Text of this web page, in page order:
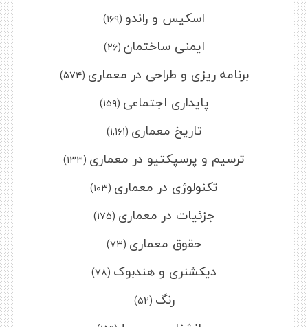
اسکیس و راندو (۱۶۹)
ایمنی ساختمان (۲۶)
برنامه ریزی و طراحی در معماری (۵۷۴)
پایداری اجتماعی (۱۵۹)
تاریخ معماری (۱,۱۶۱)
ترسیم و پرسپکتیو در معماری (۱۳۳)
تکنولوژی در معماری (۱۰۳)
جزئیات در معماری (۱۷۵)
حقوق معماری (۷۳)
دیکشنری و هندبوک (۷۸)
رنگ (۵۲)